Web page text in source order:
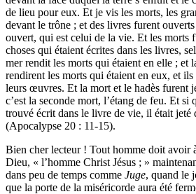
de lieu pour eux. Et je vis les morts, les
devant le trône ; et des livres furent
ouvert, qui est celui de la vie. Et les morts
choses qui étaient écrites dans les livres,
mer rendit les morts qui étaient en elle ; et
rendirent les morts qui étaient en eux, et
leurs œuvres. Et la mort et le hadès furent
c’est la seconde mort, l’étang de feu. Et si
trouvé écrit dans le livre de vie, il était jeté
(Apocalypse 20 : 11-15).
Bien cher lecteur ! Tout homme doit avoir
Dieu, « l’homme Christ Jésus ; »
dans peu de temps comme Juge, quand le
que la porte de la miséricorde aura été